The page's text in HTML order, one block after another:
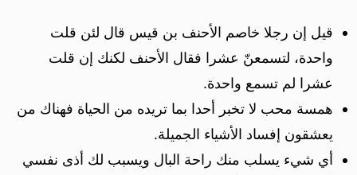
قيل إن رجلا خاصم الأحنف بن قيس قال لئن قلت
واحدة، لتسمعنّ عشرا فقال الأحنف لكنك إن قلت
عشرا لم تسمع واحدة.
همسة محب لا تخبر أحدا بما تريده من الحياة فهناك من
يعشقون إفساد الأشياء الجميلة.
أي شيء يسلب منك راحة البال ويسبب لك أذى نفسي